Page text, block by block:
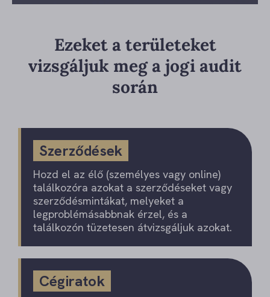
Ezeket a területeket
vizsgáljuk meg a jogi audit
során
Szerződések
Hozd el az élő (személyes vagy online)
találkozóra azokat a szerződéseket vagy
szerződésmintákat, melyeket a
legproblémásabbnak érzel, és a
találkozón tüzetesen átvizsgáljuk azokat.
Cégiratok